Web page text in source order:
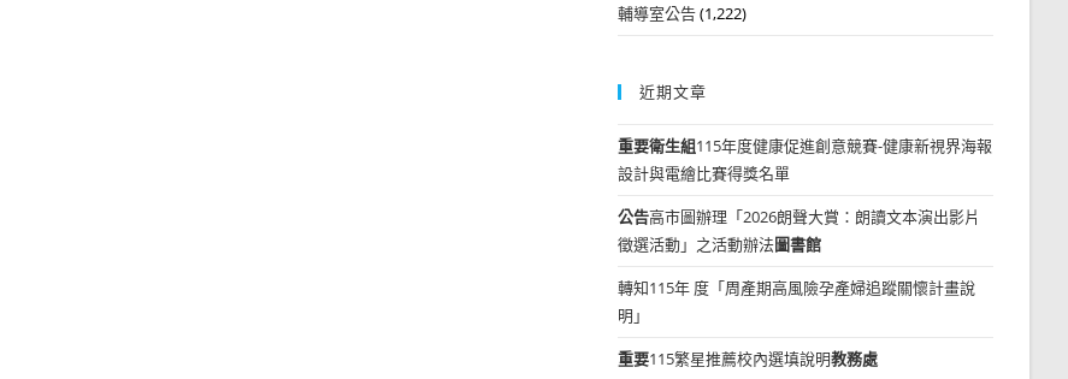
輔導室公告(1,222)
近期文章
重要衛生組115年度健康促進創意競賽-健康新視界海報
設計與電繪比賽得獎名單
公告高市圖辦理「2026朗聲大賞：朗讀文本演出影片
徵選活動」之活動辦法圖書館
轉知115年 度「周產期高風險孕產婦追蹤關懷計畫說
明」
重要115繁星推薦校內選填說明教務處